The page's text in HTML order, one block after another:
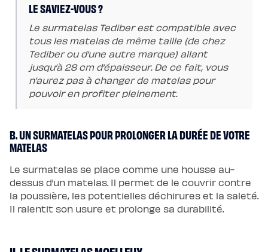
Taies
d’oreiller
Draps
Matières
Percale
coton
Gaze
coton
Satin
coton
Protections
Protège
matelas
Protège
matelas
molleton
Protège
oreiller
Salon
LE SAVIEZ-VOUS ?
Le surmatelas Tediber est compatible avec
tous les matelas de même taille (de chez
Tediber ou d’une autre marque) allant
jusqu’à 28 cm d’épaisseur. De ce fait, vous
n’aurez pas à changer de matelas pour
pouvoir en profiter pleinement.
B. UN SURMATELAS POUR PROLONGER LA DURÉE DE VOTRE
MATELAS
Le surmatelas se place comme une housse au-
dessus d’un matelas. Il permet de le couvrir contre
la poussière, les potentielles déchirures et la saleté.
Il ralentit son usure et prolonge sa durabilité.